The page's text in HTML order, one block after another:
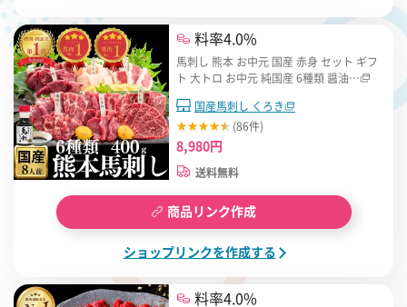
料率4.0%
馬刺し 熊本 お中元 国産 赤身 セット ギフ
ト 大トロ お中元 純国産 6種類 醤油…
国産馬刺し くろき
(86件)
8,980円
送料無料
商品リンク作成
ショップリンクを作成する
料率4.0%